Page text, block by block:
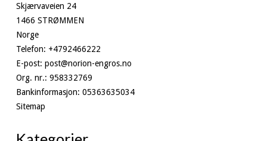
Skjærvaveien 24
1466 STRØMMEN
Norge
Telefon: +4792466222
E-post: post@norion-engros.no
Org. nr.: 958332769
Bankinformasjon: 05363635034
Sitemap